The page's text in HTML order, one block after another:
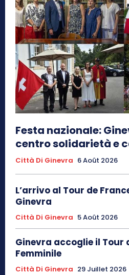
Festa nazionale:
centro solidarietà e
Città Di Ginevra 6 Août 2026
L’arrivo al Tour de
Ginevra
Città Di Ginevra 5 Août 2026
Ginevra accoglie il Tour
Femminile
Città Di Ginevra 29 Juillet 2026